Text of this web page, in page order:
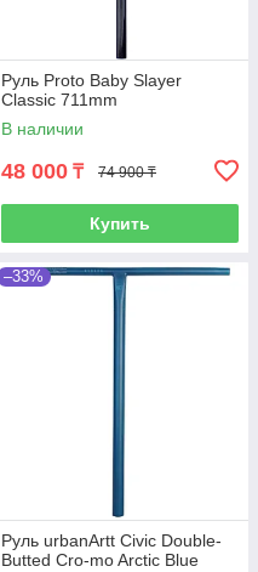
Руль Proto Baby Slayer
Classic 711mm
В наличии
48 000 ₸ 74 900 ₸
Купить
–33%
Руль urbanArtt Civic Double-
Butted Cro-mo Arctic Blue